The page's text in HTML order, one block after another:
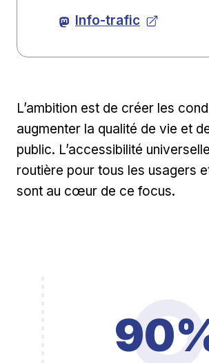
Info-trafic
L’ambition est de créer les
augmenter la qualité de vie et
public. L’accessibilité
routière pour tous les usagers
sont au cœur de ce focus.